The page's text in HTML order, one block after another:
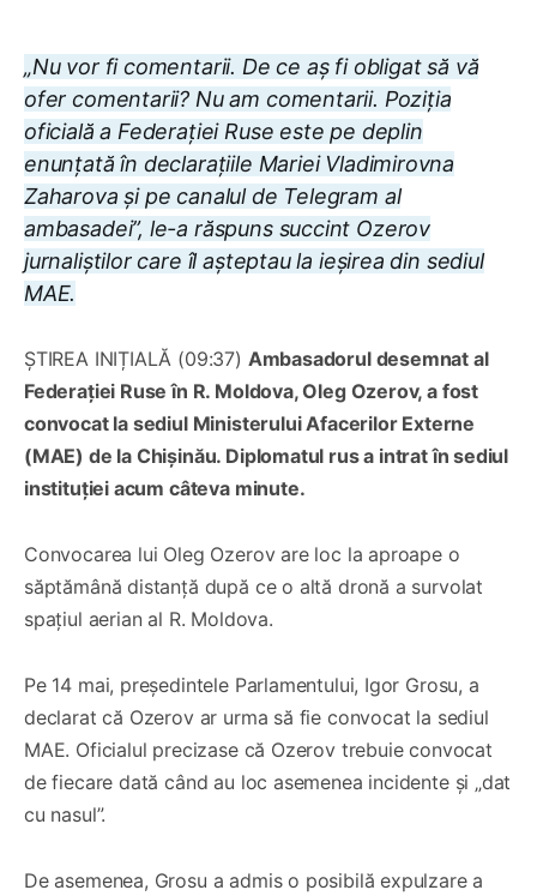
„Nu vor fi comentarii. De ce aș fi obligat să vă
ofer comentarii? Nu am comentarii. Poziția
oficială a Federației Ruse este pe deplin
enunțată în declarațiile Mariei Vladimirovna
Zaharova și pe canalul de Telegram al
ambasadei”, le-a răspuns succint Ozerov
jurnaliștilor care îl așteptau la ieșirea din sediul
MAE.
ȘTIREA INIȚIALĂ (09:37) Ambasadorul desemnat al
Federației Ruse în R. Moldova, Oleg Ozerov, a fost
convocat la sediul Ministerului Afacerilor Externe
(MAE) de la Chișinău. Diplomatul rus a intrat în sediul
instituției acum câteva minute.
Convocarea lui Oleg Ozerov are loc la aproape o
săptămână distanță după ce o altă dronă a survolat
spațiul aerian al R. Moldova.
Pe 14 mai, președintele Parlamentului, Igor Grosu, a
declarat că Ozerov ar urma să fie convocat la sediul
MAE. Oficialul precizase că Ozerov trebuie convocat
de fiecare dată când au loc asemenea incidente și „dat
cu nasul”.
De asemenea, Grosu a admis o posibilă expulzare a